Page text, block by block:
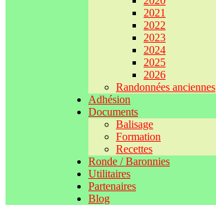
2021
2022
2023
2024
2025
2026
Randonnées anciennes
Adhésion
Documents
Balisage
Formation
Recettes
Ronde / Baronnies
Utilitaires
Partenaires
Blog